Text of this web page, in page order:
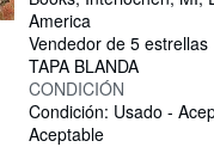
America
Vendedor de 5 estrellas
TAPA BLANDA
CONDICIÓN
Condición: Usado -
Aceptable